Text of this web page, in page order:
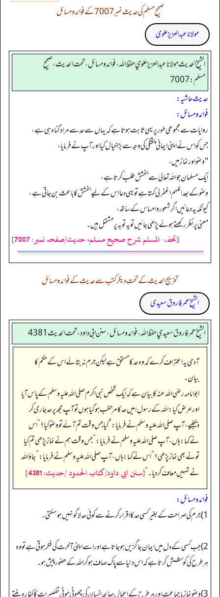
صحیح مسلم کی حدیث نمبر 7007 کے فوائد و مسائل
مولانا عبد العزیز علوی
الشيخ الحديث مولانا عبدالعزيز علوي حفظ الله، فوائد و مسائل، تحت الحديث ، صحيح
مسلم: 7007
حدیث حاشیہ:
فوائد ومسائل:
روایات سے مجموعی طور پر یہی ثابت ہوتا ہے کہ یہاں سے حد سے مراد گناہ ہی ہے،
جس کو اس نے اپنی ایمانی پختگی کی وجہ سے بڑا خیال کیا اور آپ نے فرمایا،
"وضو اور نماز میں،
ایک مسلمان جو اللہ تعالیٰ سے بخشش طلب کرتا ہے،
وضو کے بعد اللهم اغفرلی کہتا ہے تو یہی دعا اس کے لیے بخشش کا باعث بن جاتی ہے،
کیونکہ یہ دعائیں اگر شعور و احساس کے ساتھ،
معنی پر نظر رکھتے ہوئے پڑھی جائیں تو یہ توبہ پر مشتمل ہیں۔
[تحفۃ المسلم شرح صحیح مسلم، حدیث/صفحہ نمبر: 7007]
تخریج الحدیث کے تحت دیگر کتب سے حدیث کے فوائد و مسائل
الشیخ عمر فاروق سعیدی
الشيخ عمر فاروق سعيدي حفظ الله، فوائد و مسائل، سنن ابي داود ، تحت الحديث 4381
آدمی یہ اعتراف کرے کہ وہ حد کا مستحق ہے لیکن جرم نہ بتائے اس کے حکم کا
بیان۔
ابوامامہ رضی اللہ عنہ کا بیان ہے کہ ایک شخص نبی اکرم صلی اللہ علیہ وسلم کے پاس آیا
اور عرض کیا: اللہ کے رسول! میں حد کا مرتکب ہو گیا ہوں تو آپ مجھ پر حد جاری کر
دیجئیے، آپ صلی اللہ علیہ وسلم نے فرمایا:”کیا جس وقت تم آئے تو وضو کیا؟“اس
نے کہا: ہاں، آپ صلی اللہ علیہ وسلم نے فرمایا:”جس وقت ہم نے نماز پڑھی تم کیا
تو نے بھی نماز پڑھی؟“اس نے کہا: ہاں، آپ صلی اللہ علیہ وسلم نے فرمایا:”جاؤ اللہ
نے تمہیں معاف کر دیا۔‏‏‏‏“[سنن ابي داود/كتاب الحدود /حدیث: 4381]
فوائد ومسائل:
1) جرم کی صراحت کے بغیر کسی حد کا اقرار کرنے سے کوئی حدلاگو نہیں ہوسکتی۔
2) جب کسی کے دل میں ایمان جاگزیں ہوجاتا ہے اور اسے اپنی آخرت کی فکر ہوتی ہے تو وہ
ہر طرح کی کوشش کرتا ہے کہ اس دنیا سے پاک صاف ہوکراللہ کے حضور پیش ہو۔